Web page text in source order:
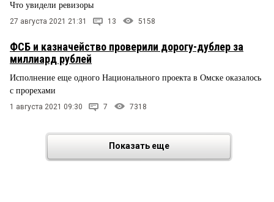
Что увидели ревизоры
27 августа 2021 21:31 13 5158
ФСБ и казначейство проверили дорогу-дублер за
миллиард рублей
Исполнение еще одного Национального проекта в Омске оказалось
с прорехами
1 августа 2021 09:30 7 7318
Показать еще